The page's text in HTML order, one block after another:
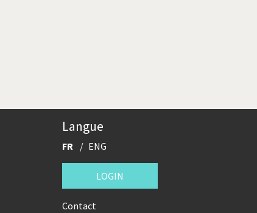
Langue
FR ENG
LOGIN
Contact